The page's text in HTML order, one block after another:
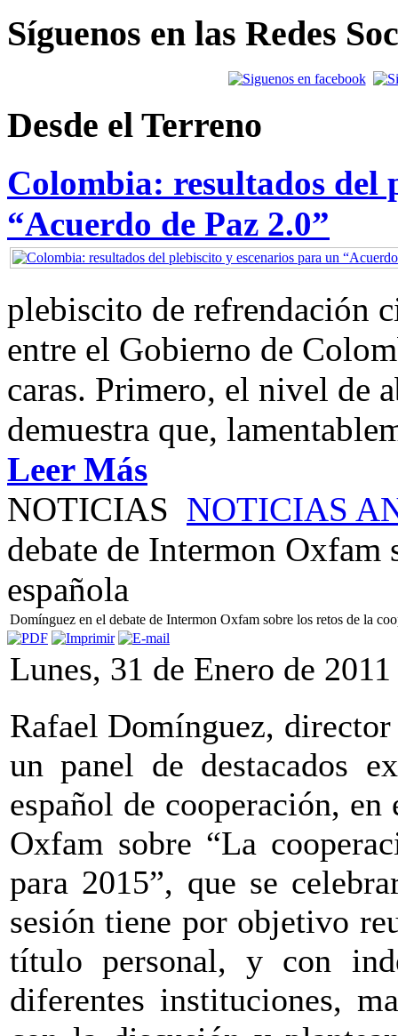
Síguenos en las Redes
Desde el Terreno
Colombia: resultados del
“Acuerdo de Paz 2.0”
plebiscito de refrendación
entre el Gobierno de
caras. Primero, el nivel de
demuestra que,
Leer Más
NOTICIAS NOTICIAS
debate de Intermon Oxfam
española
Domínguez en el debate de Intermon Oxfam sobre los retos de la
Lunes, 31 de Enero de 2011
Rafael Domínguez,
un panel de destacados
español de cooperación,
Oxfam sobre “La
para 2015”, que se
sesión tiene por objetivo
título personal, y con
diferentes instituciones,